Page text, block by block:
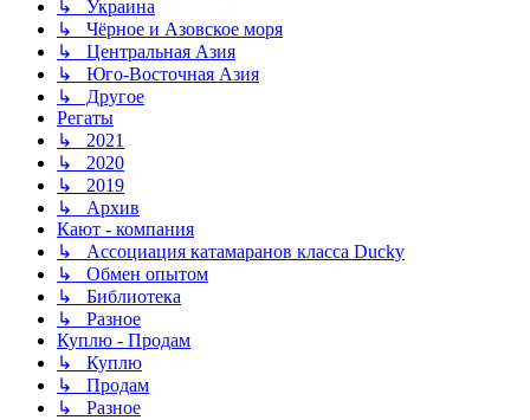
↳ Украина
↳ Чёрное и Азовское моря
↳ Центральная Азия
↳ Юго-Восточная Азия
↳ Другое
Регаты
↳ 2021
↳ 2020
↳ 2019
↳ Архив
Кают - компания
↳ Ассоциация катамаранов класса Ducky
↳ Обмен опытом
↳ Библиотека
↳ Разное
Куплю - Продам
↳ Куплю
↳ Продам
↳ Разное